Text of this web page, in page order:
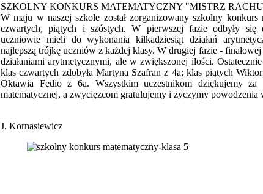
SZKOLNY KONKURS MATEMATYCZNY "MISTRZ
W maju w naszej szkole został zorganizowany szkolny
czwartych, piątych i szóstych. W pierwszej fazie odbyły się
uczniowie mieli do wykonania kilkadziesiąt działań
najlepszą trójkę uczniów z każdej klasy. W drugiej fazie -
działaniami arytmetycznymi, ale w zwiększonej ilości.
klas czwartych zdobyła Martyna Szafran z 4a; klas piątych
Oktawia Fedio z 6a. Wszystkim uczestnikom dziękujemy
matematycznej, a zwycięzcom gratulujemy i życzymy powodzenia
J. Kornasiewicz